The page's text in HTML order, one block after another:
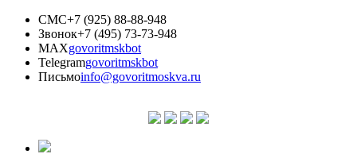
СМС+7 (925) 88-88-948
Звонок+7 (495) 73-73-948
MAXgovoritmskbot
Telegramgovoritmskbot
Письмоinfo@govoritmoskva.ru